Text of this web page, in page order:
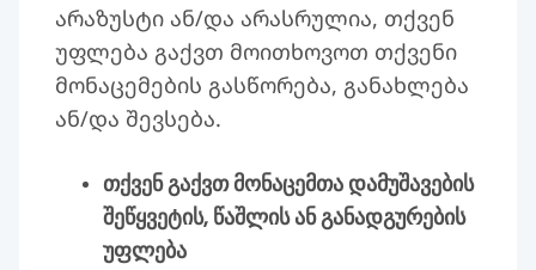
არაზუსტი ან/და არასრულია, თქვენ
უფლება გაქვთ მოითხოვოთ თქვენი
მონაცემების გასწორება, განახლება
ან/და შევსება.
თქვენ გაქვთ მონაცემთა დამუშავების
შეწყვეტის, წაშლის ან განადგურების
უფლება